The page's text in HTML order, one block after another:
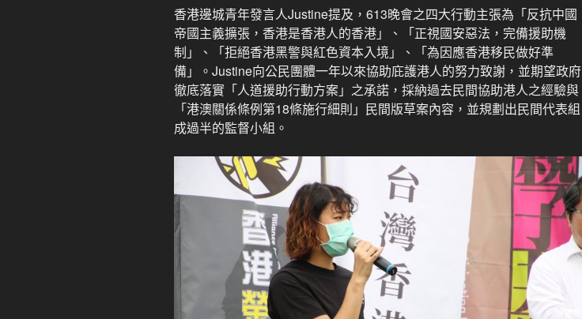
香港邊城青年發言人Justine提及，613晚會之四大行動主張為「反抗中國
帝國主義擴張，香港是香港人的香港」、「正視國安惡法，完備援助機
制」、「拒絕香港黑警與紅色資本入境」、「為因應香港移民做好準
備」。Justine向公民團體一年以來協助庇護港人的努力致謝，並期望政府
徹底落實「人道援助行動方案」之承諾，採納過去民間協助港人之經驗與
「港澳關係條例第18條施行細則」民間版草案內容，並規劃出民間代表組
成過半的監督小組。